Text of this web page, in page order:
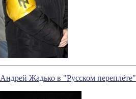
Андрей Жадько в "Русском переплёте"